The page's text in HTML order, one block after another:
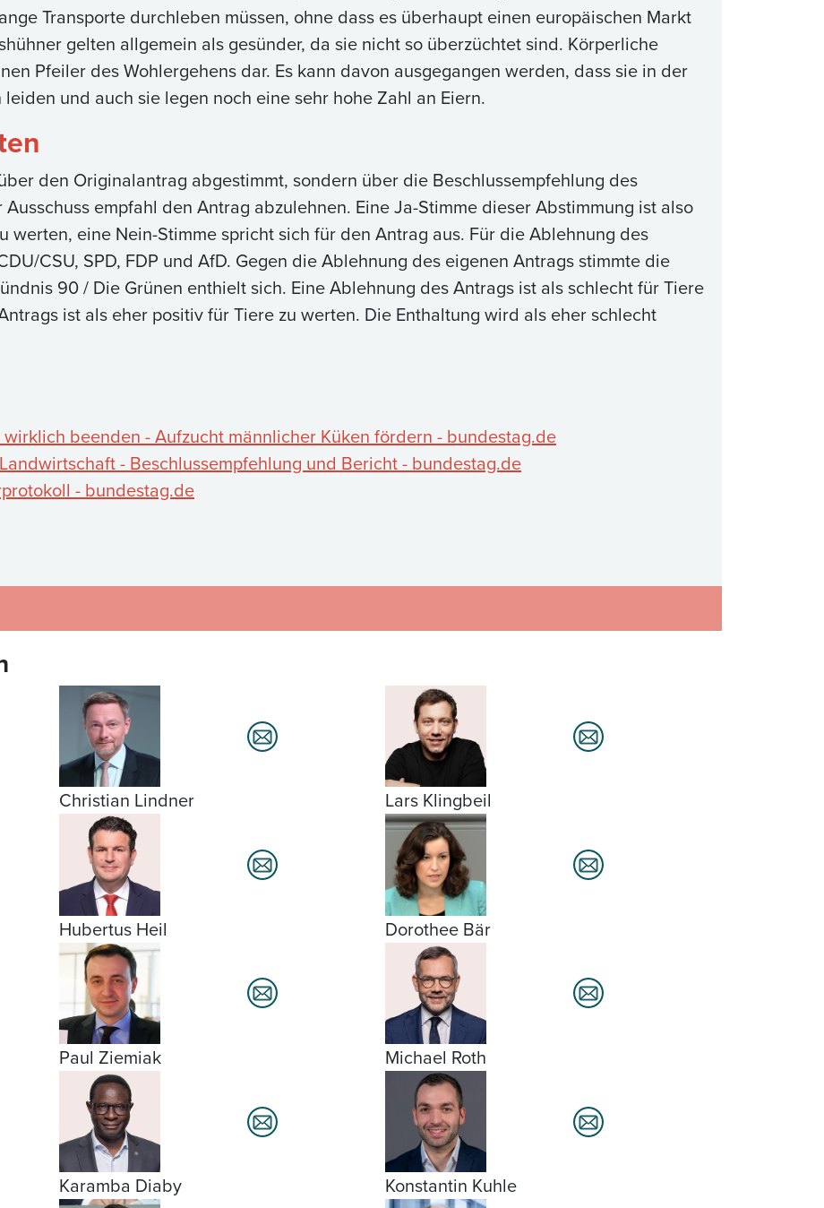
Transporte durchleben müssen, ohne dass es überhaupt einen europäischen Markt
gelten allgemein als gesünder, da sie nicht so überzüchtet sind. Körperliche
Pfeiler des Wohlergehens dar. Es kann davon ausgegangen werden, dass sie in der
und auch sie legen noch eine sehr hohe Zahl an Eiern.
den Originalantrag abgestimmt, sondern über die Beschlussempfehlung des
empfahl den Antrag abzulehnen. Eine Ja-Stimme dieser Abstimmung ist also
werten, eine Nein-Stimme spricht sich für den Antrag aus. Für die Ablehnung des
CSU, SPD, FDP und AfD. Gegen die Ablehnung des eigenen Antrags stimmte die
90 / Die Grünen enthielt sich. Eine Ablehnung des Antrags ist als schlecht für Tiere
ist als eher positiv für Tiere zu werten. Die Enthaltung wird als eher schlecht
beenden - Aufzucht männlicher Küken fördern - bundestag.de
- Beschlussempfehlung und Bericht - bundestag.de
- bundestag.de
Christian Lindner Lars Klingbeil
Hubertus Heil Dorothee Bär
Paul Ziemiak Michael Roth
Karamba Diaby Konstantin Kuhle